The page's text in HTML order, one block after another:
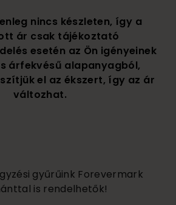
nincs készleten, így a
ár csak tájékoztató
esetén az Ön igényeinek
árfekvésű alapanyagból,
el az ékszert, így az ár
változhat.
gyűrűink Forevermark
is rendelhetők!